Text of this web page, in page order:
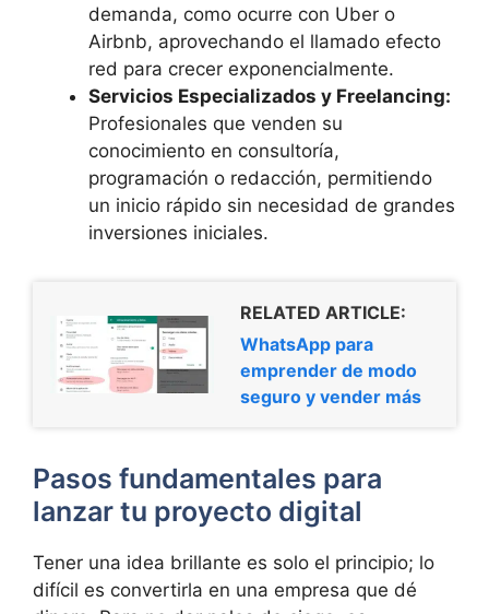
demanda, como ocurre con Uber o
Airbnb, aprovechando el llamado efecto
red para crecer exponencialmente.
Servicios Especializados y Freelancing:
Profesionales que venden su
conocimiento en consultoría,
programación o redacción, permitiendo
un inicio rápido sin necesidad de grandes
inversiones iniciales.
RELATED ARTICLE:
WhatsApp para
emprender de modo
seguro y vender más
Pasos fundamentales para
lanzar tu proyecto digital
Tener una idea brillante es solo el principio; lo
difícil es convertirla en una empresa que dé